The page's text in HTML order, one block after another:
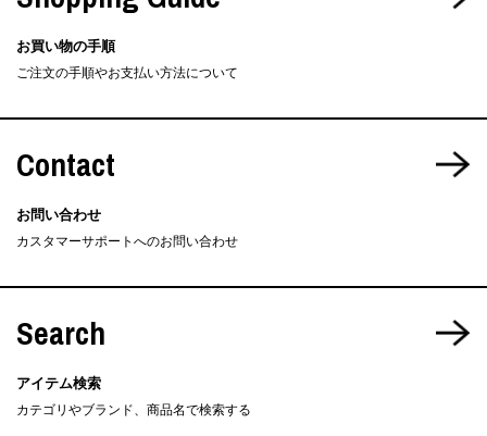
お買い物の手順
ご注文の手順やお支払い方法について
Contact
お問い合わせ
カスタマーサポートへのお問い合わせ
Search
アイテム検索
カテゴリやブランド、商品名で検索する